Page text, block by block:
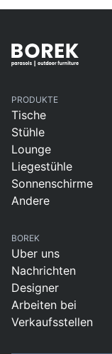
PRODUKTE
Tische
Stühle
Lounge
Liegestühle
Sonnenschirme
Andere
BOREK
Uber uns
Nachrichten
Designer
Arbeiten bei
Verkaufsstellen